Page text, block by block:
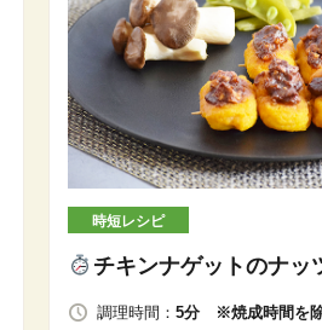
時短レシピ
チキンナゲットのナッ
調理時間： 5分 ※焼成時間を